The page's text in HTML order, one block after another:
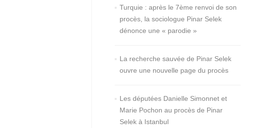
Turquie : après le 7ème renvoi de son
procès, la sociologue Pinar Selek
dénonce une « parodie »
La recherche sauvée de Pinar Selek
ouvre une nouvelle page du procès
Les députées Danielle Simonnet et
Marie Pochon au procès de Pinar
Selek à Istanbul